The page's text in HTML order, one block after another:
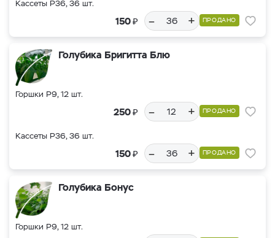
Кассеты Р36, 36 шт.
150₽ – + ПРОДАНО
Голубика Бригитта Блю
Горшки Р9, 12 шт.
250₽ – + ПРОДАНО
Кассеты Р36, 36 шт.
150₽ – + ПРОДАНО
Голубика Бонус
Горшки Р9, 12 шт.